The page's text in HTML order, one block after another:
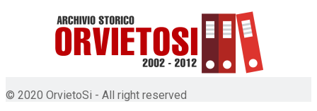
© 2020 OrvietoSi - All right reserved